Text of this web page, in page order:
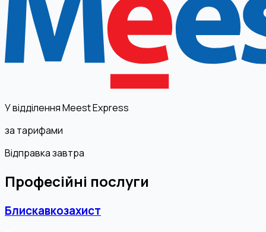
У відділення Meest Express
за тарифами
Відправка завтра
Професійні послуги
Блискавкозахист